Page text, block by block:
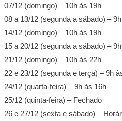
07/12 (domingo) – 10h às 19h
08 a 13/12 (segunda a sábado) –
14/12 (domingo) – 10h às 19h
15 a 20/12 (segunda a sábado) –
21/12 (domingo) – 10h às 22h
22 e 23/12 (segunda e terça) – 9h
24/12 (quarta-feira) – 9h às 16h
25/12 (quinta-feira) – Fechado
26 e 27/12 (sexta e sábado) –